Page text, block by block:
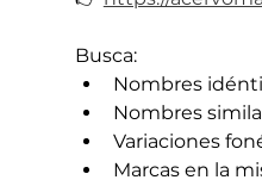
Busca:
Nombres
Nombres
Variaciones
Marcas en la